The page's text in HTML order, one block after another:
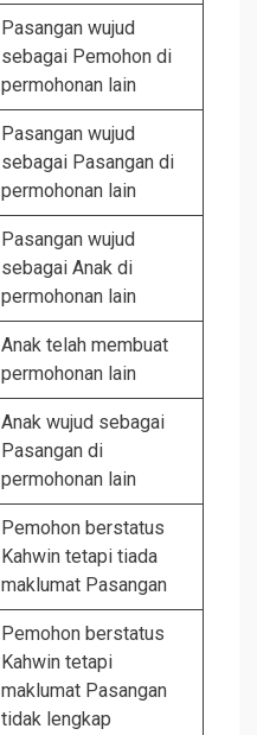
Pasangan wujud
sebagai Pemohon di
permohonan lain
Pasangan wujud
sebagai Pasangan di
permohonan lain
Pasangan wujud
sebagai Anak di
permohonan lain
Anak telah membuat
permohonan lain
Anak wujud sebagai
Pasangan di
permohonan lain
Pemohon berstatus
Kahwin tetapi tiada
maklumat Pasangan
Pemohon berstatus
Kahwin tetapi
maklumat Pasangan
tidak lengkap